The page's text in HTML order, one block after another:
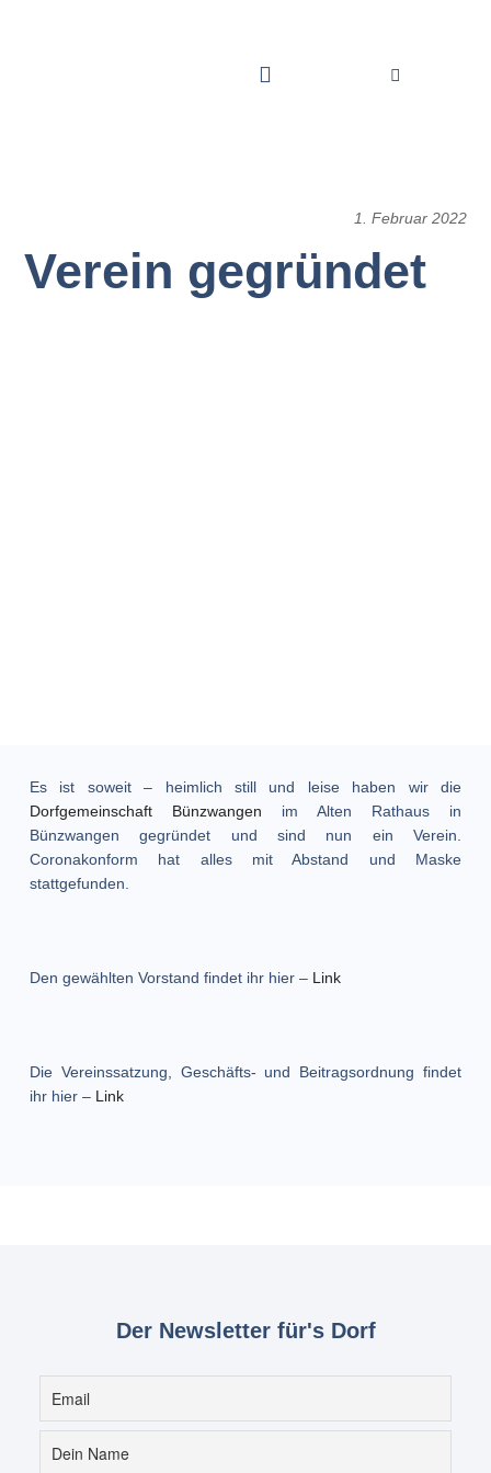
1. Februar 2022
Verein gegründet
Es ist soweit – heimlich still und leise haben wir die
Dorfgemeinschaft Bünzwangen im Alten Rathaus in
Bünzwangen gegründet und sind nun ein Verein.
Coronakonform hat alles mit Abstand und Maske
stattgefunden.
Den gewählten Vorstand findet ihr hier – Link
Die Vereinssatzung, Geschäfts- und Beitragsordnung findet
ihr hier – Link
Der Newsletter für's Dorf